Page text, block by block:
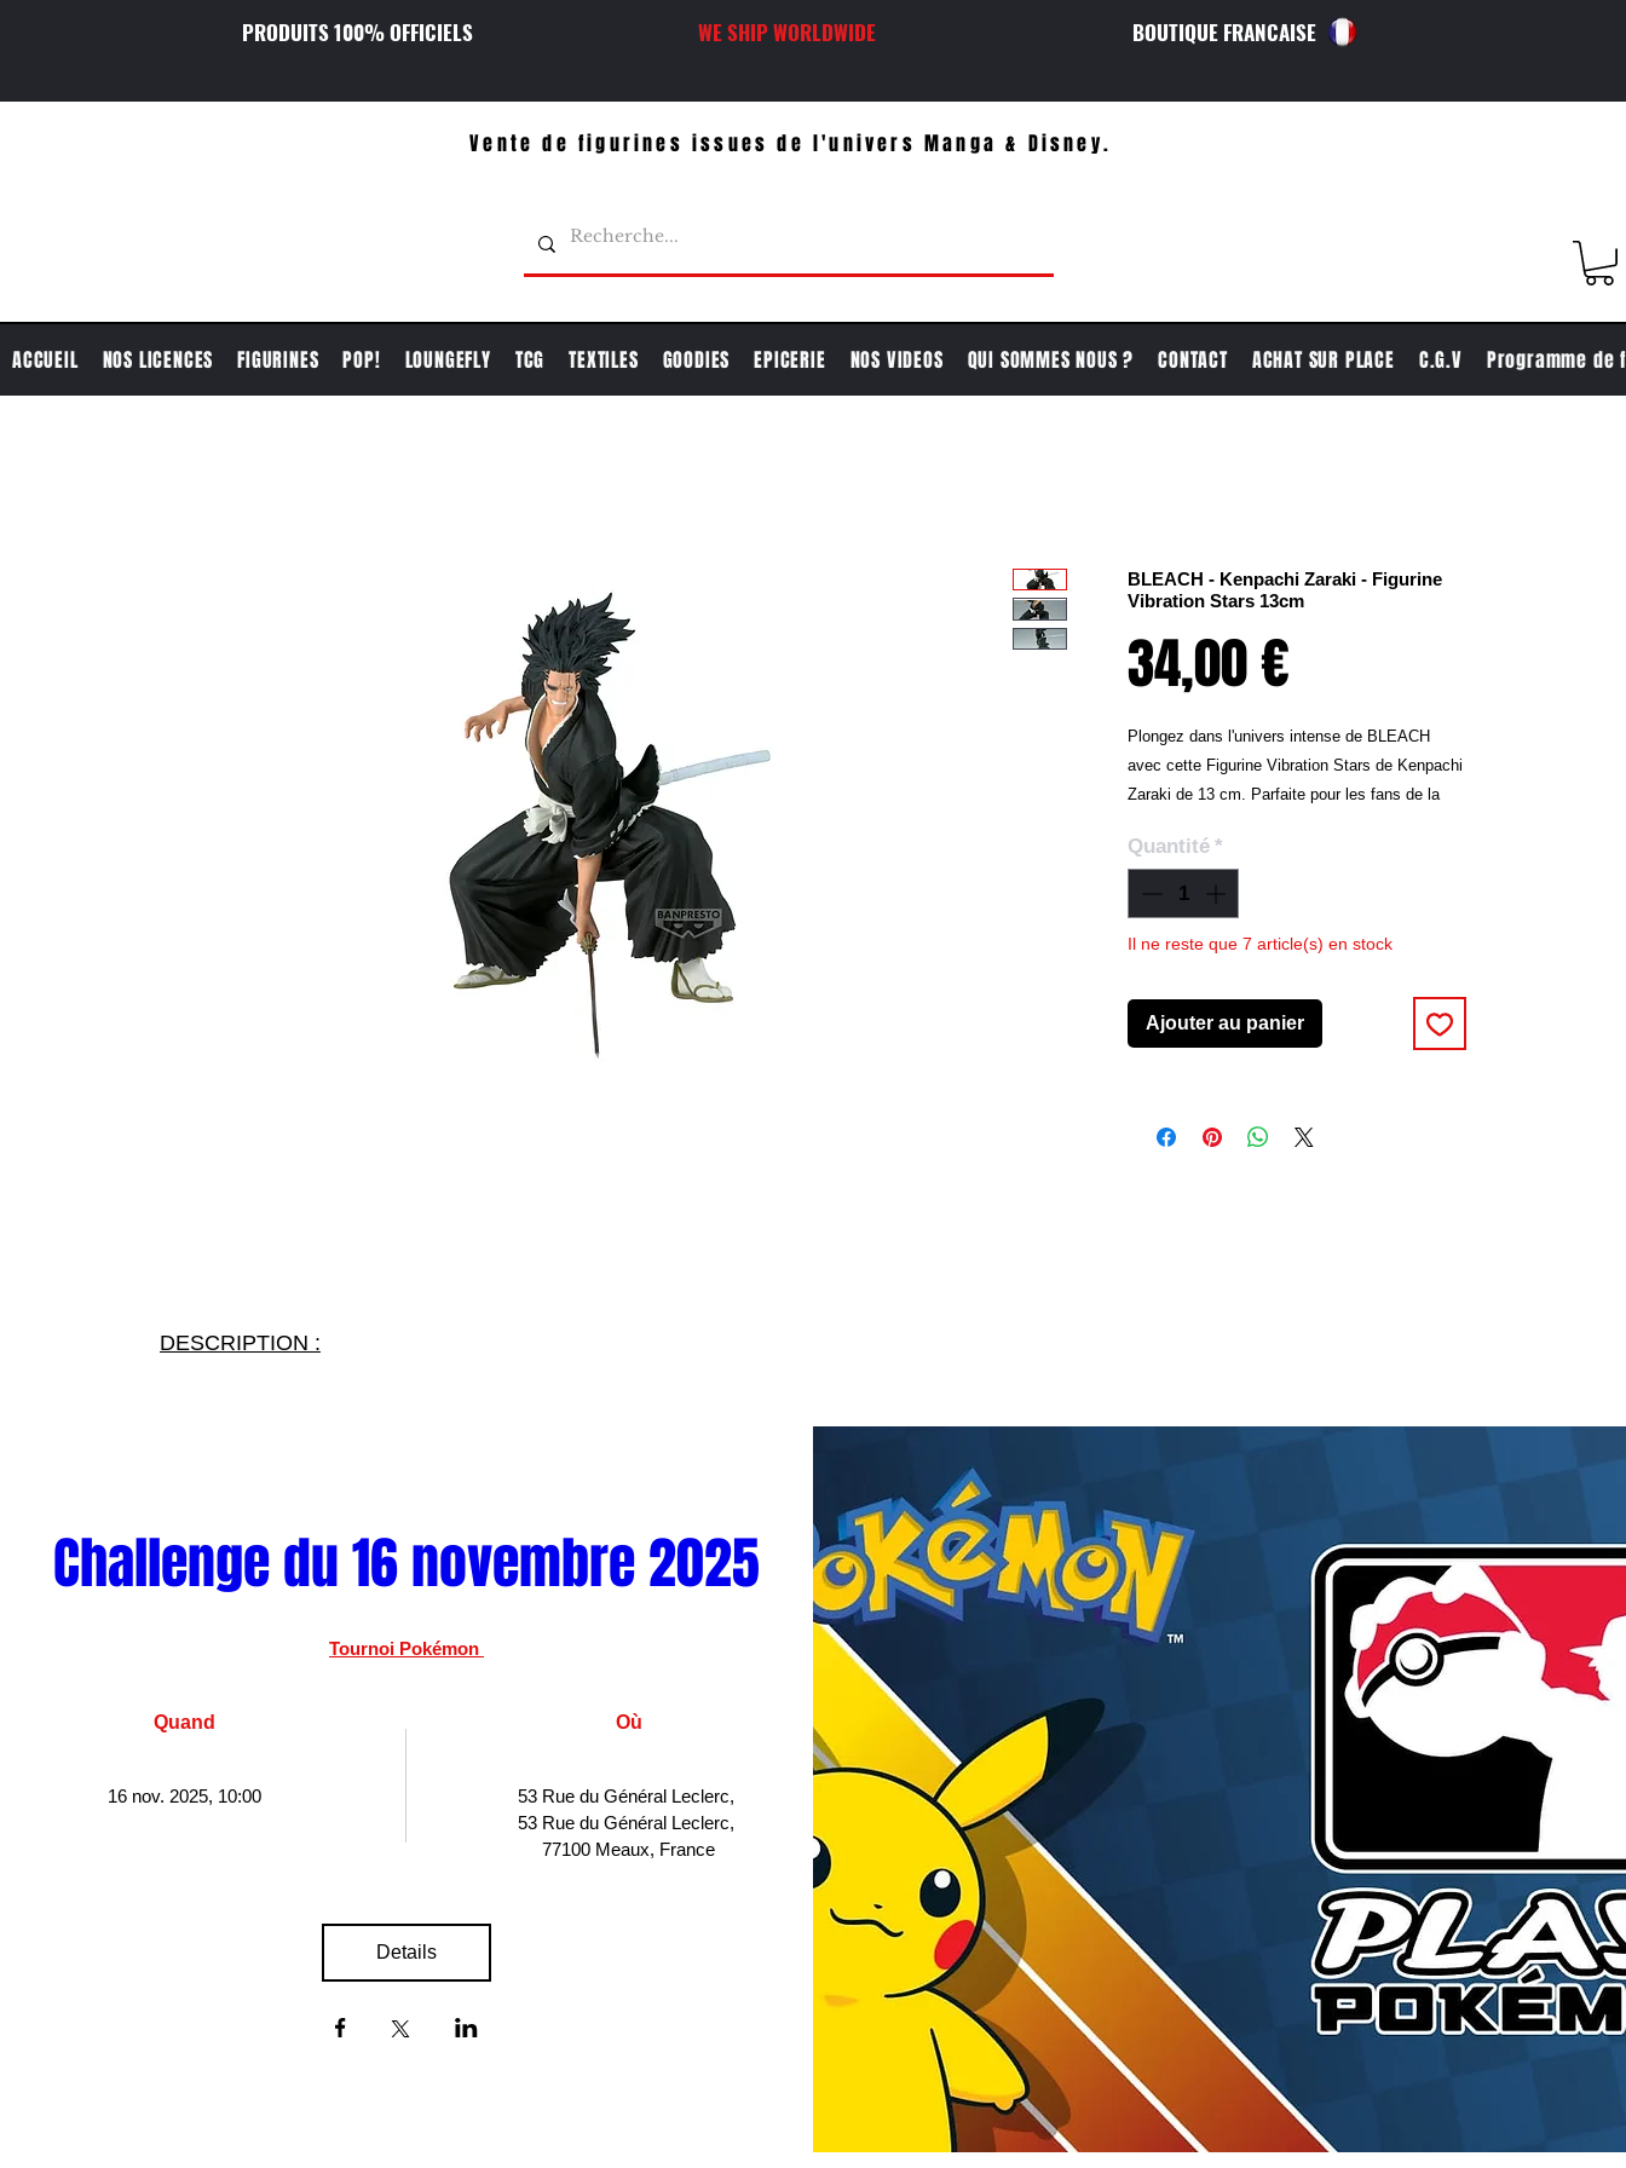
PRODUITS 100% OFFICIELS WE SHIP WORLDWIDE BOUTIQUE FRANCAISE
Vente de figurines issues de l'univers Manga & Disney.
ACCUEIL NOS LICENCES FIGURINES POP! LOUNGEFLY TCG TEXTILES GOODIES EPICERIE NOS VIDEOS QUI SOMMES NOUS ? CONTACT ACHAT SUR PLACE C.G.V Programme de
BLEACH - Kenpachi Zaraki - Figurine
Vibration Stars 13cm
34,00 €
Plongez dans l'univers intense de BLEACH
avec cette Figurine Vibration Stars de Kenpachi
Zaraki de 13 cm. Parfaite pour les fans de la
la puissance du capitaine de la 11ème division,
Ajoutez la Figurine Vibration Stars de Kenpachi
l'intensité de BLEACH illuminer votre espace.
Capturez la puissance et la férocité de
Quantité *
Il ne reste que 7 article(s) en stock
Ajouter au panier
DESCRIPTION :
Challenge du 16 novembre 2025
Tournoi Pokémon
Quand
16 nov. 2025, 10:00
Où
53 Rue du Général Leclerc,
53 Rue du Général Leclerc,
77100 Meaux, France
Details